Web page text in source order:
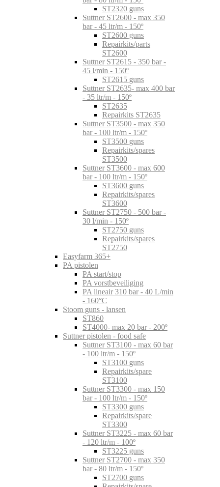
ST2320 guns
Suttner ST2600 - max 350
bar - 45 ltr/m - 150º
ST2600 guns
Repairkits/parts
ST2600
Suttner ST2615 - 350 bar -
45 l/min - 150º
ST2615 guns
Suttner ST2635- max 400 bar
- 35 ltr/m - 150º
ST2635
Repairkits ST2635
Suttner ST3500 - max 350
bar - 100 ltr/m - 150º
ST3500 guns
Repairkits/spares
ST3500
Suttner ST3600 - max 600
bar - 100 ltr/m - 150º
ST3600 guns
Repairkits/spares
ST3600
Suttner ST2750 - 500 bar -
30 l/min - 150º
ST2750 guns
Repairkits/spares
ST2750
Easyfarm 365+
PA pistolen
PA start/stop
PA vorstbeveiliging
PA lineair 310 bar - 40 L/min
- 160°C
Stoom guns - lansen
ST860
ST4000- max 20 bar - 200º
Suttner pistolen - food safe
Suttner ST3100 - max 60 bar
- 100 ltr/m - 150º
ST3100 guns
Repairkits/spare
ST3100
Suttner ST3300 - max 150
bar - 100 ltr/m - 150º
ST3300 guns
Repairkits/spare
ST3300
Suttner ST3225 - max 60 bar
- 120 ltr/m - 100º
ST3225 guns
Suttner ST2700 - max 350
bar - 80 ltr/m - 150º
ST2700 guns